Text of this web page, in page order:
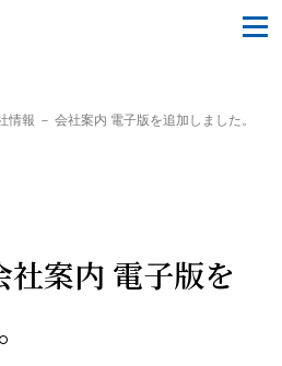
情報 － 会社案内 電子版を追加しました。
社案内 電子版を